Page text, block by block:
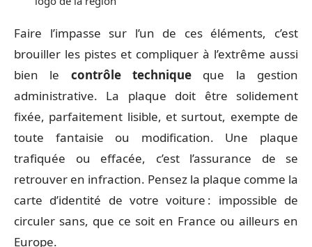
Faire l’impasse sur l’un de ces éléments, c’est
brouiller les pistes et compliquer à l’extrême aussi
bien le contrôle technique que la gestion
administrative. La plaque doit être solidement
fixée, parfaitement lisible, et surtout, exempte de
toute fantaisie ou modification. Une plaque
trafiquée ou effacée, c’est l’assurance de se
retrouver en infraction. Pensez la plaque comme la
carte d’identité de votre voiture : impossible de
circuler sans, que ce soit en France ou ailleurs en
Europe.